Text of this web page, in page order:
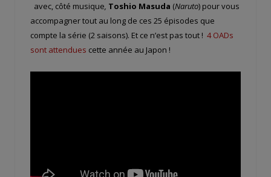
avec, côté musique, Toshio Masuda (Naruto) pour vous
accompagner tout au long de ces 25 épisodes que
compte la série (2 saisons). Et ce n’est pas tout ! 4 OADs
sont attendues cette année au Japon !